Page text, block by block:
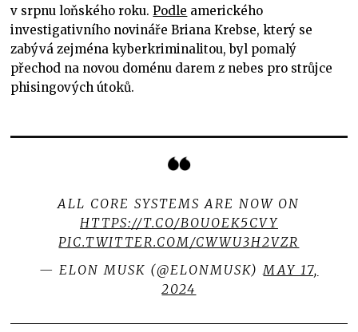
v srpnu loňského roku.Podle amerického
investigativního novináře Briana Krebse, který se
zabývá zejména kyberkriminalitou, byl pomalý
přechod na novou doménu darem z nebes pro strůjce
phisingových útoků.
ALL CORE SYSTEMS ARE NOW ON
HTTPS://T.CO/BOUOEK5CVY
PIC.TWITTER.COM/CWWU3H2VZR
— ELON MUSK (@ELONMUSK) MAY 17,
2024